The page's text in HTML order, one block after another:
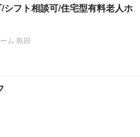
シフト相談可/住宅型有料老人ホ
ム 島田